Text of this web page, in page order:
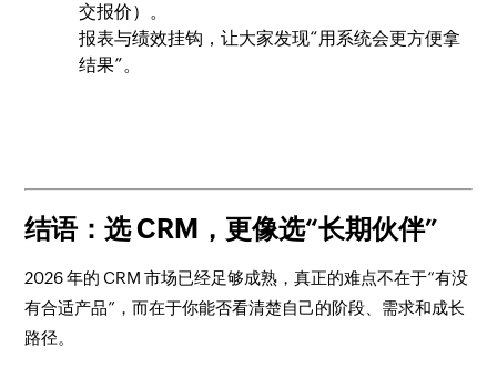
交报价）。
报表与绩效挂钩，让大家发现“用系统会更方便拿
结果”。
结语：选 CRM，更像选“长期伙伴”
2026 年的 CRM 市场已经足够成熟，真正的难点不在于“有没
有合适产品”，而在于你能否看清楚自己的阶段、需求和成长
路径。